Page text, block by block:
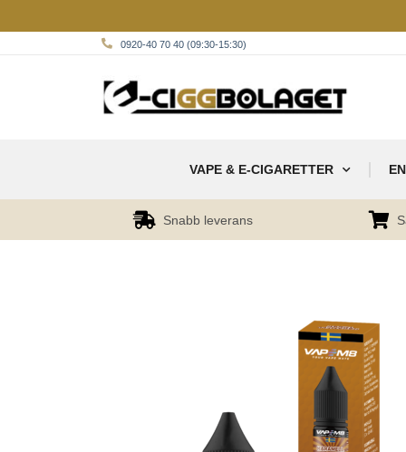
0920-40 70 40 (09:30-15:30)
VAPE & E-CIGARETTER
Snabb leverans